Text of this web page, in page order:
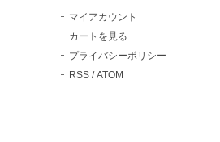
マイアカウント
カートを見る
プライバシーポリシー
RSS /ATOM